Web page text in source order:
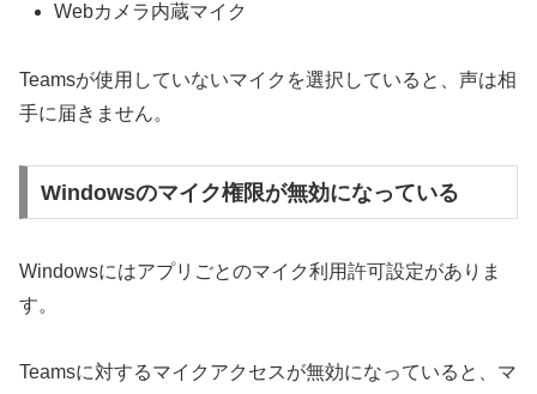
Webカメラ内蔵マイク
Teamsが使用していないマイクを選択していると、声は相
手に届きません。
Windowsのマイク権限が無効になっている
Windowsにはアプリごとのマイク利用許可設定がありま
す。
Teamsに対するマイクアクセスが無効になっていると、マ